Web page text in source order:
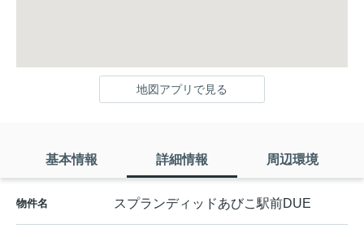
地図アプリで見る
基本情報 詳細情報 周辺環境
物件名 スプランディッドあびこ駅前DUE